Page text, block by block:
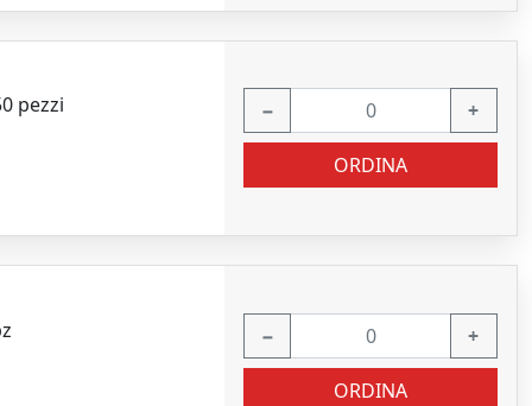
pezzi − +
ORDINA
− +
ORDINA